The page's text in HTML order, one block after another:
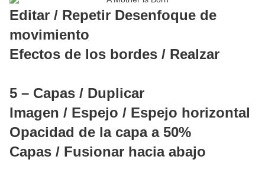
Editar / Repetir Desenfoque de
movimiento
Efectos de los bordes / Realzar
5 – Capas / Duplicar
Imagen / Espejo / Espejo horizontal
Opacidad de la capa a 50%
Capas / Fusionar hacia abajo